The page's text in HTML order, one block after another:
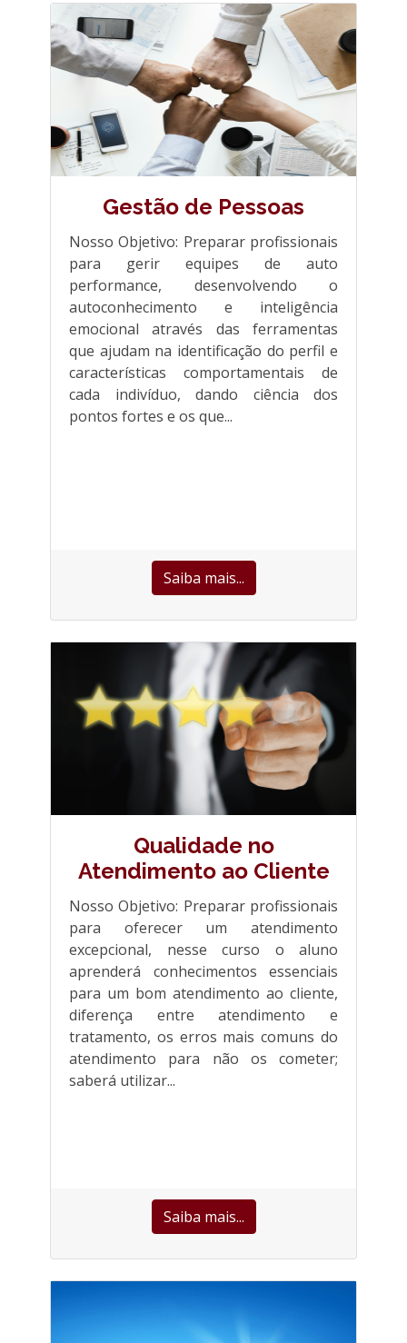
Gestão de Pessoas
Nosso Objetivo: Preparar profissionais
para gerir equipes de auto
performance, desenvolvendo o
autoconhecimento e inteligência
emocional através das ferramentas
que ajudam na identificação do perfil e
características comportamentais de
cada indivíduo, dando ciência dos
pontos fortes e os que...
Saiba mais...
Qualidade no
Atendimento ao Cliente
Nosso Objetivo: Preparar profissionais
para oferecer um atendimento
excepcional, nesse curso o aluno
aprenderá conhecimentos essenciais
para um bom atendimento ao cliente,
diferença entre atendimento e
tratamento, os erros mais comuns do
atendimento para não os cometer;
saberá utilizar...
Saiba mais...